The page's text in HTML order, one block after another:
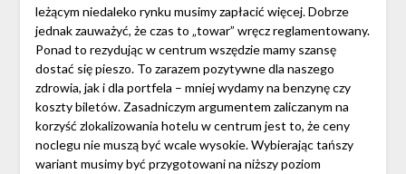
leżącym niedaleko rynku musimy zapłacić więcej. Dobrze
jednak zauważyć, że czas to „towar” wręcz reglamentowany.
Ponad to rezydując w centrum wszędzie mamy szansę
dostać się pieszo. To zarazem pozytywne dla naszego
zdrowia, jak i dla portfela – mniej wydamy na benzynę czy
koszty biletów. Zasadniczym argumentem zaliczanym na
korzyść zlokalizowania hotelu w centrum jest to, że ceny
noclegu nie muszą być wcale wysokie. Wybierając tańszy
wariant musimy być przygotowani na niższy poziom